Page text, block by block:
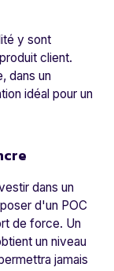
y sont
client.
dans un
idéal pour un
dans un
d'un POC
de force. Un
un niveau
jamais